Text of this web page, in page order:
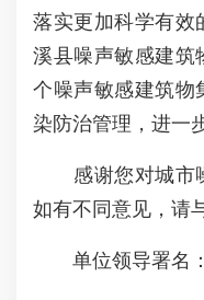
落实更加科学有效
溪县噪声敏感建筑
个噪声敏感建筑物
染防治管理，进一
感谢您对城市噪
如有不同意见，请
单位领导署名：